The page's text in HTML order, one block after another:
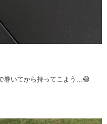
巻いてから持ってこよう…😅